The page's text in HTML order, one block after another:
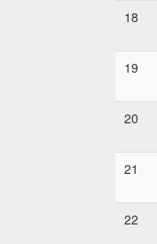
18
19
20
21
22